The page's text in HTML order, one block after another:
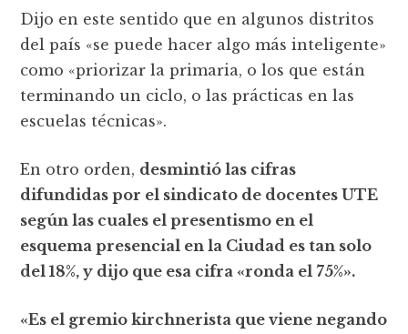
Dijo en este sentido que en algunos distritos
del país «se puede hacer algo más inteligente»
como «priorizar la primaria, o los que están
terminando un ciclo, o las prácticas en las
escuelas técnicas».
En otro orden, desmintió las cifras
difundidas por el sindicato de docentes UTE
según las cuales el presentismo en el
esquema presencial en la Ciudad es tan solo
del 18%, y dijo que esa cifra «ronda el 75%».
«Es el gremio kirchnerista que viene negando